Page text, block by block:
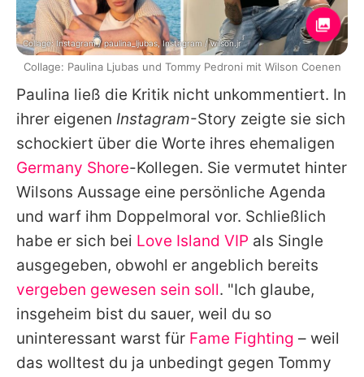
Paulina ließ die Kritik nicht unkommentiert. In
ihrer eigenen Instagram-Story zeigte sie sich
schockiert über die Worte ihres ehemaligen
Germany Shore-Kollegen. Sie vermutet hinter
Wilsons Aussage eine persönliche Agenda
und warf ihm Doppelmoral vor. Schließlich
habe er sich bei Love Island VIP als Single
ausgegeben, obwohl er angeblich bereits
vergeben gewesen sein soll. "Ich glaube,
insgeheim bist du sauer, weil du so
uninteressant warst für Fame Fighting – weil
das wolltest du ja unbedingt gegen Tommy
Collage: Instagram / paulina_ljubas, Instagram / wilson.jr
Collage: Paulina Ljubas und Tommy Pedroni mit Wilson Coenen